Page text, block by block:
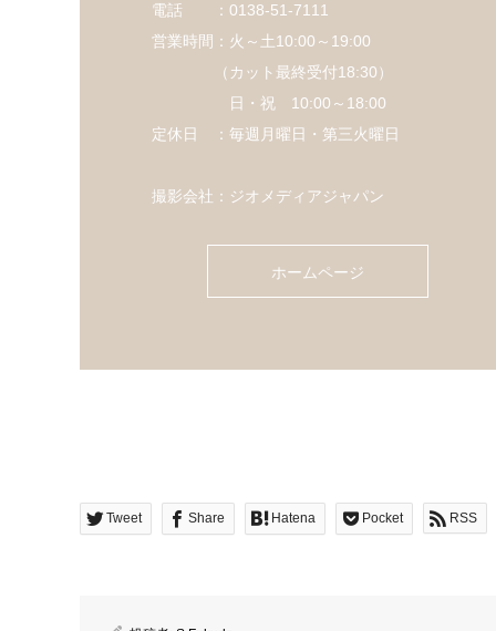
電話 ：0138-51-7111
営業時間：火～土10:00～19:00
（カット最終受付18:30）
日・祝 10:00～18:00
定休日 ：毎週月曜日・第三火曜日
撮影会社：ジオメディアジャパン
ホームページ
Tweet Share Hatena Pocket RSS